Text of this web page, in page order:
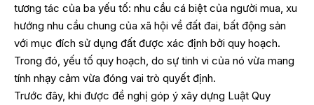
tương tác của ba yếu tố: nhu cầu cá biệt của người mua, xu
hướng nhu cầu chung của xã hội về đất đai, bất động sản
với mục đích sử dụng đất được xác định bởi quy hoạch.
Trong đó, yếu tố quy hoạch, do sự tinh vi của nó vừa mang
tính nhạy cảm vừa đóng vai trò quyết định.
Trước đây, khi được đề nghị góp ý xây dựng Luật Quy